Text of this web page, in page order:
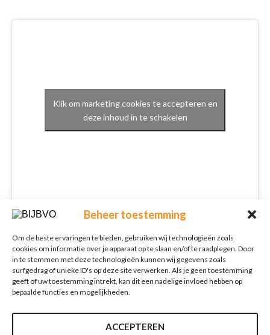
Beheer toestemming
Om de beste ervaringen te bieden, gebruiken wij technologieën zoals
cookies om informatie over je apparaat op te slaan en/of te raadplegen. Door
in te stemmen met deze technologieën kunnen wij gegevens zoals
surfgedrag of unieke ID's op deze site verwerken. Als je geen toestemming
geeft of uw toestemming intrekt, kan dit een nadelige invloed hebben op
bepaalde functies en mogelijkheden.
ACCEPTEREN
Klik om marketing cookies te accepteren en
deze inhoud in te schakelen
Schrijf je in voor onze nieuwsbrief
Nieuwsbrief
E-mailadres*
Verzenden